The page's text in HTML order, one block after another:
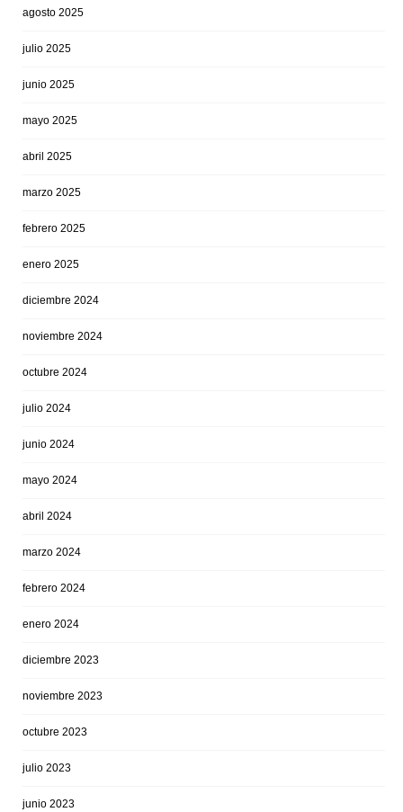
agosto 2025
julio 2025
junio 2025
mayo 2025
abril 2025
marzo 2025
febrero 2025
enero 2025
diciembre 2024
noviembre 2024
octubre 2024
julio 2024
junio 2024
mayo 2024
abril 2024
marzo 2024
febrero 2024
enero 2024
diciembre 2023
noviembre 2023
octubre 2023
julio 2023
junio 2023